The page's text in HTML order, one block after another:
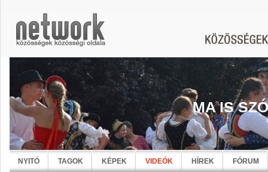
MA IS
NYITÓ TAGOK KÉPEK VIDEÓK HÍREK FÓRUM